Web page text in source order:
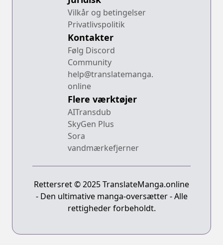
Vilkår og betingelser
Privatlivspolitik
Kontakter
Følg Discord
Community
help@translatemanga.
online
Flere værktøjer
AITransdub
SkyGen Plus
Sora
vandmærkefjerner
Rettersret © 2025 TranslateManga.online
- Den ultimative manga-oversætter - Alle
rettigheder forbeholdt.